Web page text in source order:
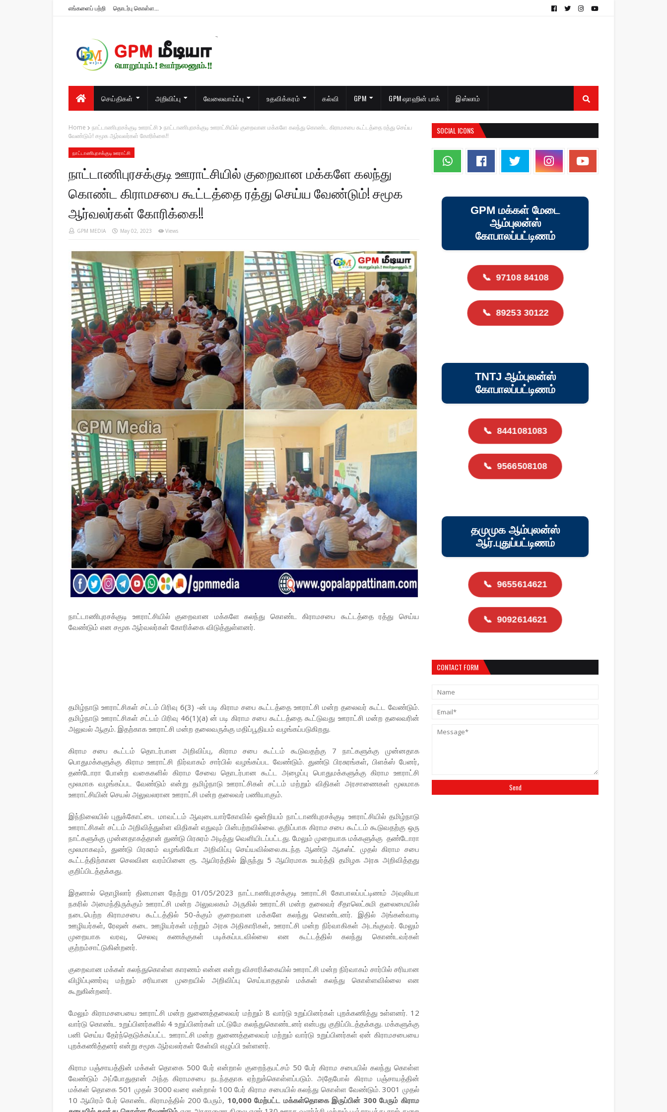
எங்களைப் பற்றி தொடர்பு கொள்ள...
செய்திகள்
அறிவிப்பு வேலைவாய்ப்பு உதவிக்கரம் கல்வி GPM GPM ஷாஹின் பாக் இஸ்லாம்
Home நாட்டாணிபுரசக்குடி ஊராட்சி
நாட்டாணிபுரசக்குடி ஊராட்சியில் குறைவான மக்களே கலந்து கொண்ட கிராமசபை கூட்டத்தை ரத்து செய்ய
வேண்டும்! சமூக ஆர்வலர்கள் கோரிக்கை!!
நாட்டாணிபுரசக்குடி ஊராட்சி
நாட்டாணிபுரசக்குடி ஊராட்சியில் குறைவான மக்களே கலந்து
கொண்ட கிராமசபை கூட்டத்தை ரத்து செய்ய வேண்டும்! சமூக
ஆர்வலர்கள் கோரிக்கை!!
GPM MEDIA May 02, 2023 Views
நாட்டாணிபுரசக்குடி ஊராட்சியில் குறைவான மக்களே கலந்து கொண்ட கிராமசபை கூட்டத்தை ரத்து செய்ய
வேண்டும் என சமூக ஆர்வலர்கள் கோரிக்கை விடுத்துள்ளனர்.
தமிழ்நாடு ஊராட்சிகள் சட்டம் பிரிவு 6(3) -ன் படி கிராம சபை கூட்டத்தை ஊராட்சி மன்ற தலைவர் கூட்ட வேண்டும்.
தமிழ்நாடு ஊராட்சிகள் சட்டம் பிரிவு 46(1)(a) ன் படி கிராம சபை கூட்டத்தை கூட்டுவது ஊராட்சி மன்ற தலைவரின்
அலுவல் ஆகும். இதற்காக ஊராட்சி மன்ற தலைவருக்கு மதிப்பூதியம் வழங்கப்படுகிறது.
கிராம சபை கூட்டம் தொடர்பான அறிவிப்பு, கிராம சபை கூட்டம் கூடுவதற்கு 7 நாட்களுக்கு முன்னதாக
பொதுமக்களுக்கு கிராம ஊராட்சி நிர்வாகம் சார்பில் வழங்கப்பட வேண்டும். துண்டு பிரசுரங்கள், பிளக்ஸ் பேனர்,
தண்டோரா போன்ற வகைகளில் கிராம சேவை தொடர்பான கூட்ட அழைப்பு பொதுமக்களுக்கு கிராம ஊராட்சி
மூலமாக வழங்கப்பட வேண்டும் என்று தமிழ்நாடு ஊராட்சிகள் சட்டம் மற்றும் விதிகள் அரசாணைகள் மூலமாக
ஊராட்சியின் செயல் அலுவலரான ஊராட்சி மன்ற தலைவர் பணியாகும்.
இந்நிலையில் புதுக்கோட்டை மாவட்டம் ஆவுடையார்கோவில் ஒன்றியம் நாட்டாணிபுரசக்குடி ஊராட்சியில் தமிழ்நாடு
ஊராட்சிகள் சட்டம் அறிவித்துள்ள விதிகள் எதுவும் பின்பற்றவில்லை. குறிப்பாக கிராம சபை கூட்டம் கூடுவதற்கு ஒரு
நாட்களுக்கு முன்னதாகத்தான் துண்டு பிரசுரம் அடித்து வெளியிடப்பட்டது. மேலும் முறையாக மக்களுக்கு தண்டோரா
மூலமாகவும், துண்டு பிரசுரம் வழங்கியோ அறிவிப்பு செய்யவில்லை.கடந்த ஆண்டு ஆகஸ்ட் முதல் கிராம சபை
கூட்டத்திற்கான செலவின வரம்பினை ரூ. ஆயிரத்தில் இருந்து 5 ஆயிரமாக உயர்த்தி தமிழக அரசு அறிவித்தது
குறிப்பிடத்தக்கது.
இதனால் தொழிலார் தினமான நேற்று 01/05/2023 நாட்டாணிபுரசக்குடி ஊராட்சி கோபாலப்பட்டிணம் அவுலியா
நகரில் அமைந்திருக்கும் ஊராட்சி மன்ற அலுவலகம் அருகில் ஊராட்சி மன்ற தலைவர் சீதாலெட்சுமி தலைமையில்
நடைபெற்ற கிராமசபை கூட்டத்தில் 50-க்கும் குறைவான மக்களே கலந்து கொண்டனர். இதில் அங்கன்வாடி
ஊழியர்கள், ரேஷன் கடை ஊழியர்கள் மற்றும் அரசு அதிகாரிகள், ஊராட்சி மன்ற நிர்வாகிகள் அடங்குவர். மேலும்
முறையாக வரவு, செலவு கணக்குகள் படிக்கப்படவில்லை என கூட்டத்தில் கலந்து கொண்டவர்கள்
குற்றம்சாட்டுகின்றனர்.
குறைவான மக்கள் கலந்துகொள்ள காரணம் என்ன என்று விசாரிக்கையில் ஊராட்சி மன்ற நிர்வாகம் சார்பில் சரியான
விழிப்புணர்வு மற்றும் சரியான முறையில் அறிவிப்பு செய்யாததால் மக்கள் கலந்து கொள்ளவில்லை என
கூறுகின்றனர்.
மேலும் கிராமசபையை ஊராட்சி மன்ற துணைத்தலைவர் மற்றும் 8 வார்டு உறுப்பினர்கள் புறக்கணித்து உள்ளனர். 12
வார்டு கொண்ட உறுப்பினர்களில் 4 உறுப்பினர்கள் மட்டுமே கலந்துகொண்டனர் என்பது குறிப்பிடத்தக்கது. மக்களுக்கு
பனி செய்ய தேர்ந்தெடுக்கப்பட்ட ஊராட்சி மன்ற துணைத்தலைவர் மற்றும் வார்டு உறுப்பினர்கள் ஏன் கிராமசபையை
புறக்கணித்தனர் என்று சமூக ஆர்வலர்கள் கேள்வி எழுப்பி உள்ளனர்.
கிராம பஞ்சாயத்தின் மக்கள் தொகை 500 பேர் என்றால் குறைந்தபட்சம் 50 பேர் கிராம சபையில் கலந்து கொள்ள
வேண்டும் அப்போதுதான் அந்த கிராமசபை நடந்ததாக ஏற்றுக்கொள்ளப்படும். அதேபோல் கிராம பஞ்சாயத்தின்
மக்கள் தொகை 501 முதல் 3000 வரை என்றால் 100 பேர் கிராம சபையில் கலந்து கொள்ள வேண்டும். 3001 முதல்
10 ஆயிரம் பேர் கொண்ட கிராமத்தில் 200 பேரும், 10,000 மேற்பட்ட மக்கள்தொகை இருப்பின் 300 பேரும் கிராம
SOCIAL ICONS
GPM மக்கள் மேடை
ஆம்புலன்ஸ்
கோபாலப்பட்டிணம்
📞 97108 84108
📞 89253 30122
TNTJ ஆம்புலன்ஸ்
கோபாலப்பட்டிணம்
📞 8441081083
📞 9566508108
தமுமுக ஆம்புலன்ஸ்
ஆர்.புதுப்பட்டிணம்
📞 9655614621
📞 9092614621
CONTACT FORM